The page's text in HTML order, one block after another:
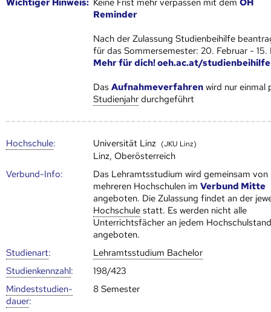
Reminder
Nach der Zulassung Studienbeihilfe
für das Sommersemester: 20. Februar - 15.
Mehr für dich! oeh.ac.at/studienbeihilfe
DasAufnahmeverfahren wird nur einmal
Studienjahr durchgeführt
Hoch­schule: Universität Linz (JKU Linz)
Linz, Oberösterreich
Verbund-Info:
Das Lehramtsstudium wird gemeinsam von
mehreren Hoch­schulen imVerbund Mitte
angeboten. Die Zulassung findet an der
Hoch­schule statt. Es werden nicht alle
Unterrichtsfächer an jedem
angeboten.
Studienart:
Lehramtsstudium Bachelor
Studien­kenn­zahl:
198/423
Mindest­studien­
dauer:
8 Semester